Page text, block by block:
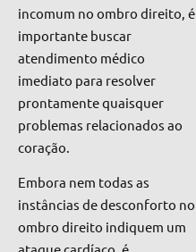
incomum no ombro direito, é
importante buscar
atendimento médico
imediato para resolver
prontamente quaisquer
problemas relacionados ao
coração.
Embora nem todas as
instâncias de desconforto no
ombro direito indiquem um